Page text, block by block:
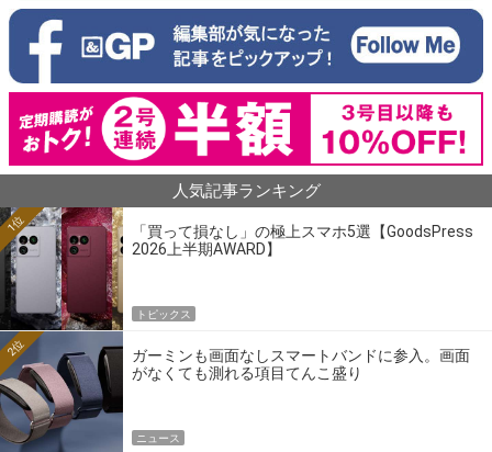
人気記事ランキング
「買って損なし」の極上スマホ5選【GoodsPress
2026上半期AWARD】
1位
トピックス
ガーミンも画面なしスマートバンドに参入。画面
がなくても測れる項目てんこ盛り
2位
ニュース